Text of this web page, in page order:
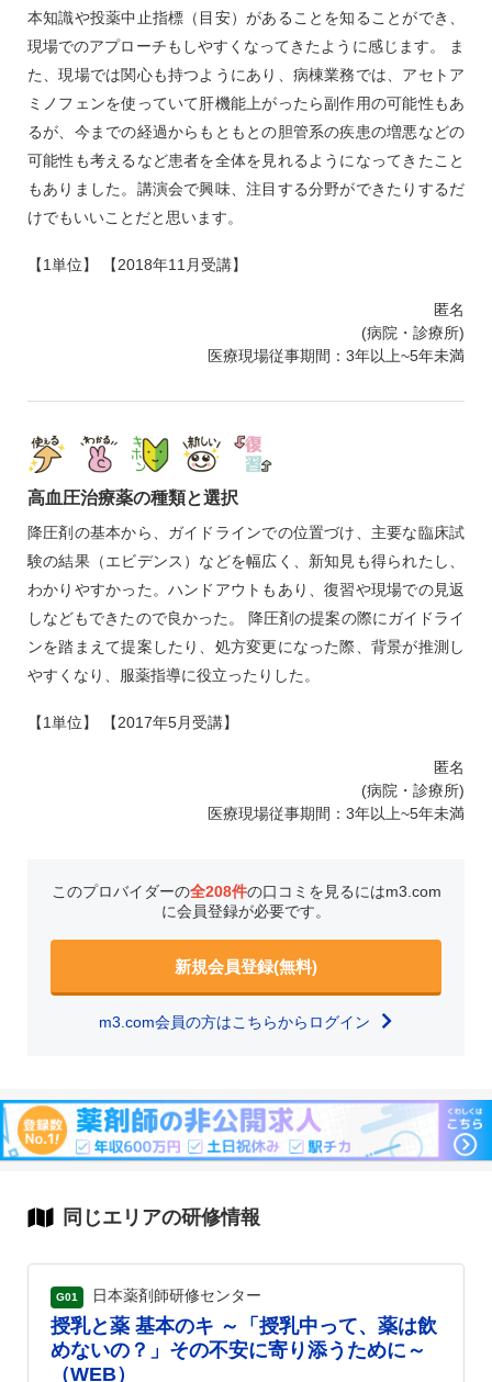
本知識や投薬中止指標（目安）があることを知ることができ、
現場でのアプローチもしやすくなってきたように感じます。 ま
た、現場では関心も持つようにあり、病棟業務では、アセトア
ミノフェンを使っていて肝機能上がったら副作用の可能性もあ
るが、今までの経過からもともとの胆管系の疾患の増悪などの
可能性も考えるなど患者を全体を見れるようになってきたこと
もありました。講演会で興味、注目する分野ができたりするだ
けでもいいことだと思います。
【1単位】 【2018年11月受講】
匿名
(病院・診療所)
医療現場従事期間：3年以上~5年未満
高血圧治療薬の種類と選択
降圧剤の基本から、ガイドラインでの位置づけ、主要な臨床試
験の結果（エビデンス）などを幅広く、新知見も得られたし、
わかりやすかった。ハンドアウトもあり、復習や現場での見返
しなどもできたので良かった。 降圧剤の提案の際にガイドライ
ンを踏まえて提案したり、処方変更になった際、背景が推測し
やすくなり、服薬指導に役立ったりした。
【1単位】 【2017年5月受講】
匿名
(病院・診療所)
医療現場従事期間：3年以上~5年未満
このプロバイダーの全208件の口コミを見るにはm3.com
に会員登録が必要です。
新規会員登録(無料)
m3.com会員の方はこちらからログイン
同じエリアの研修情報
G01 日本薬剤師研修センター
授乳と薬 基本のキ ～「授乳中って、薬は飲
めないの？」その不安に寄り添うために～
（WEB）